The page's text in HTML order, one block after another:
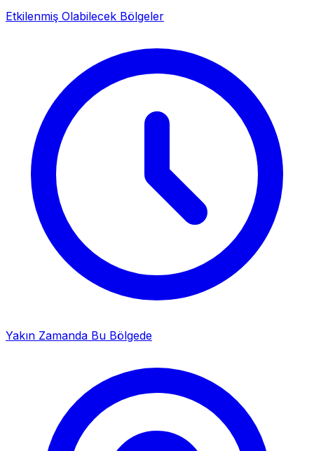
Etkilenmiş Olabilecek Bölgeler
Yakın Zamanda Bu Bölgede